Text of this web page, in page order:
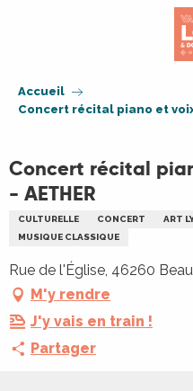
Accueil
Concert récital piano et
Concert récital
- AETHER
CULTURELLE CONCERT ART
MUSIQUE CLASSIQUE
Rue de l'Église, 46260
M'y rendre
J'y vais en train !
Partager